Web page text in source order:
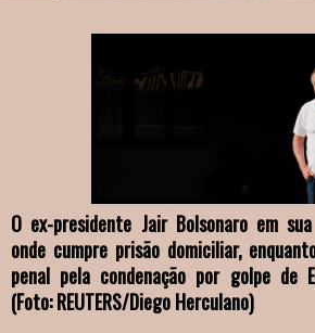
O ex-presidente Jair Bolsonaro em
onde cumpre prisão domiciliar,
penal pela condenação por golpe
(Foto: REUTERS/Diego Herculano)